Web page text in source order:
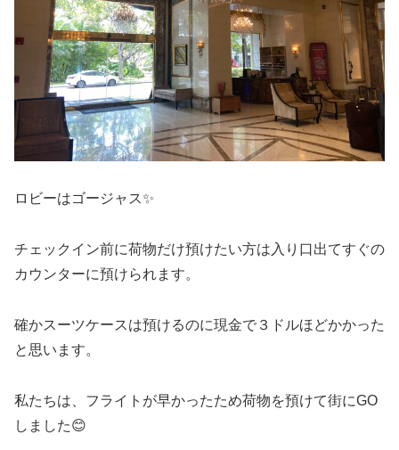
ロビーはゴージャス✨
チェックイン前に荷物だけ預けたい方は入り口出てすぐの
カウンターに預けられます。
確かスーツケースは預けるのに現金で３ドルほどかかった
と思います。
私たちは、フライトが早かったため荷物を預けて街にGO
しました😊